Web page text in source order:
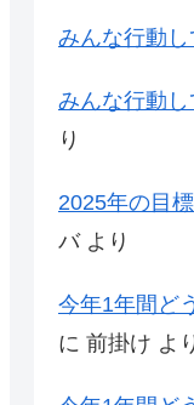
みんな行動
みんな行動
り
2025年の目
バより
今年1年間ど
に 前掛け よ